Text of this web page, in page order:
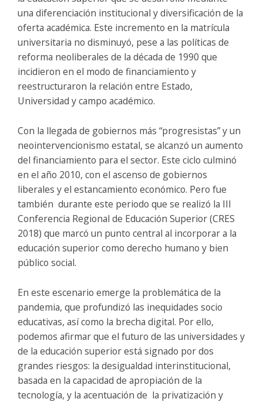
una diferenciación institucional y diversificación de la
oferta académica. Este incremento en la matrícula
universitaria no disminuyó, pese a las políticas de
reforma neoliberales de la década de 1990 que
incidieron en el modo de financiamiento y
reestructuraron la relación entre Estado,
Universidad y campo académico.
Con la llegada de gobiernos más “progresistas” y un
neointervencionismo estatal, se alcanzó un aumento
del financiamiento para el sector. Este ciclo culminó
en el año 2010, con el ascenso de gobiernos
liberales y el estancamiento económico. Pero fue
también durante este periodo que se realizó la III
Conferencia Regional de Educación Superior (CRES
2018) que marcó un punto central al incorporar a la
educación superior como derecho humano y bien
público social.
En este escenario emerge la problemática de la
pandemia, que profundizó las inequidades socio
educativas, así como la brecha digital. Por ello,
podemos afirmar que el futuro de las universidades y
de la educación superior está signado por dos
grandes riesgos: la desigualdad interinstitucional,
basada en la capacidad de apropiación de la
tecnología, y la acentuación de la privatización y